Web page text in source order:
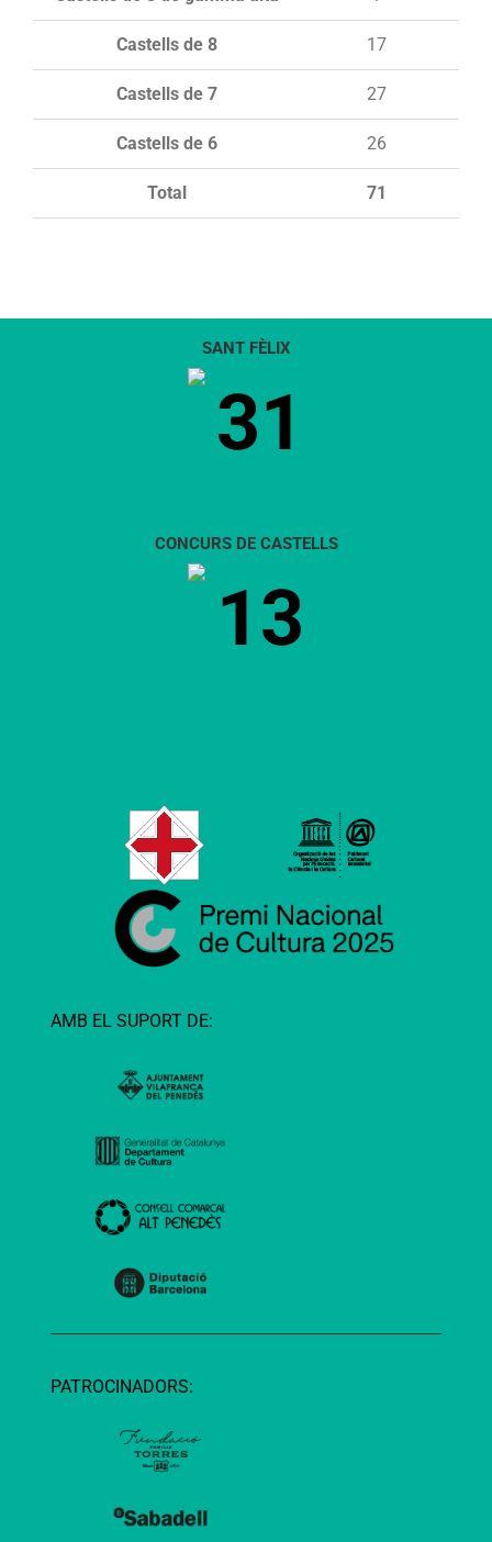
Total 71
Castells de 8 17
Castells de 7 27
Castells de 6 26
SANT FÈLIX
31
CONCURS DE CASTELLS
13
AMB EL SUPORT DE:
PATROCINADORS: